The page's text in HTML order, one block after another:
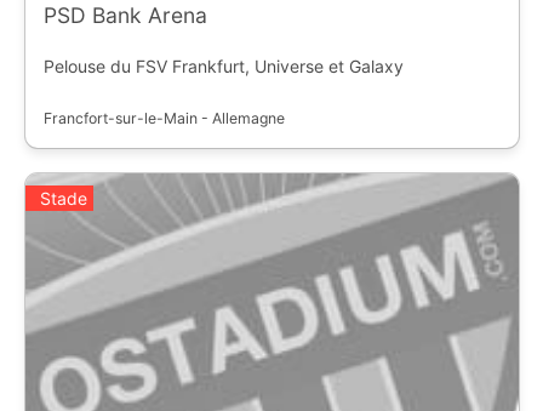
PSD Bank Arena
Pelouse du FSV Frankfurt, Universe et Galaxy
Francfort-sur-le-Main - Allemagne
Stade